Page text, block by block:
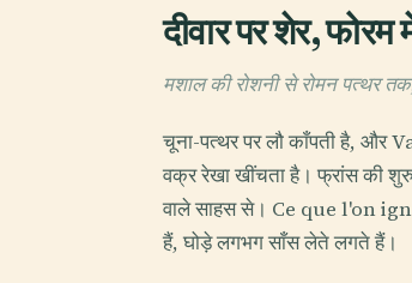
दीवार पर शेर,
मशाल की रोशनी से रोमन पत्थर
चूना-पत्थर पर लौ काँपती है,
वक्र रेखा खींचता है। फ्रांस की
वाले साहस से। Ce que l'on
हैं, घोड़े लगभग साँस लेते लगते हैं।